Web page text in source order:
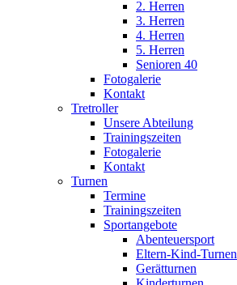
2. Herren
3. Herren
4. Herren
5. Herren
Senioren 40
Fotogalerie
Kontakt
Tretroller
Unsere Abteilung
Trainingszeiten
Fotogalerie
Kontakt
Turnen
Termine
Trainingszeiten
Sportangebote
Abenteuersport
Eltern-Kind-Turnen
Gerätturnen